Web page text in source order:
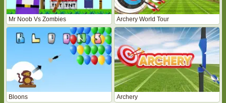
Mr Noob Vs Zombies Archery World Tour
Bloons Archery